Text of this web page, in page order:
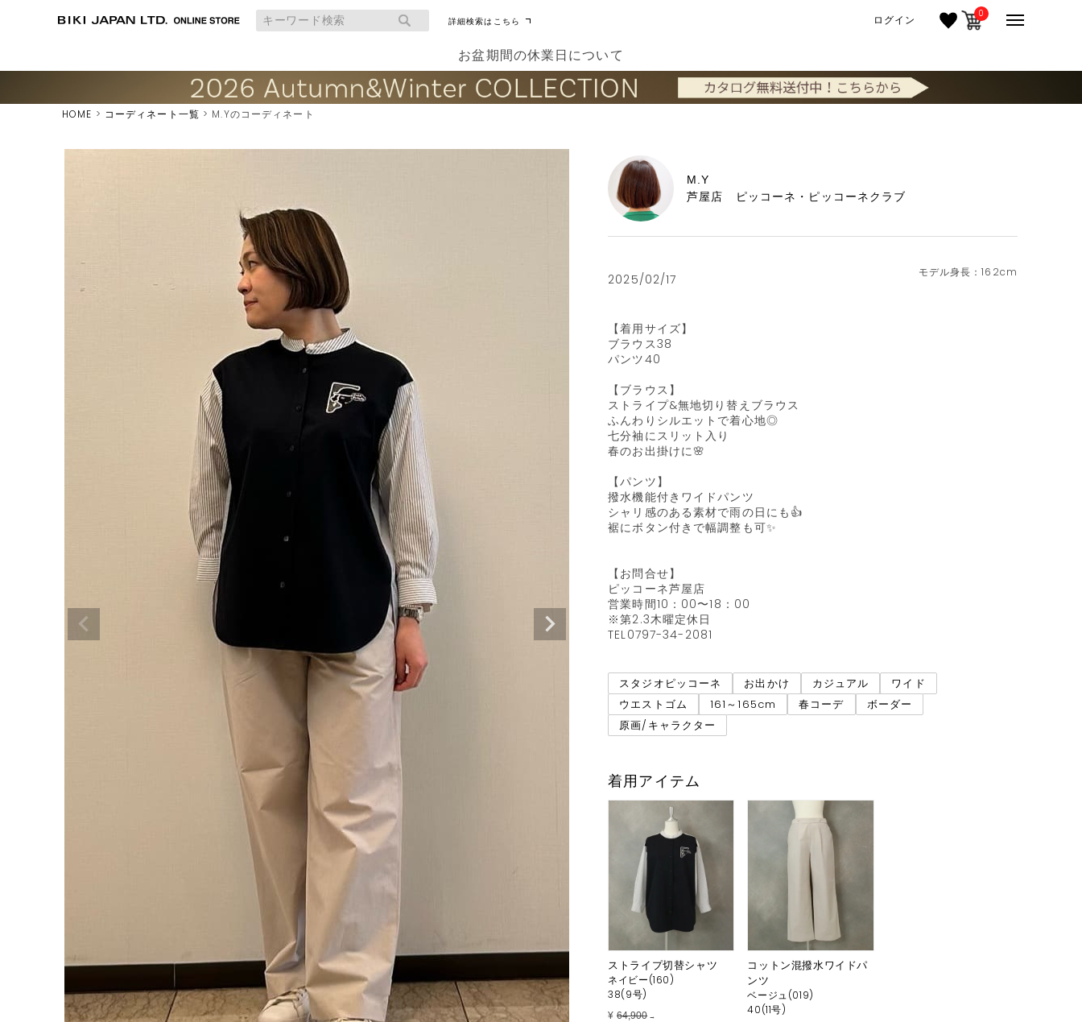
詳細検索はこちら ログイン 0
お盆期間の休業日について
HOME コーディネート一覧 M.Yのコーディネート
M.Y
芦屋店 ピッコーネ・ピッコーネクラブ
2025/02/17 162cm
【着用サイズ】
ブラウス38
パンツ40
【ブラウス】
ストライプ&無地切り替えブラウス
ふんわりシルエットで着心地◎
七分袖にスリット入り
春のお出掛けに🌸
【パンツ】
撥水機能付きワイドパンツ
シャリ感のある素材で雨の日にも👍
裾にボタン付きで幅調整も可✨
【お問合せ】
ピッコーネ芦屋店
営業時間10：00〜18：00
※第2.3木曜定休日
TEL0797-34-2081
スタジオピッコーネ お出かけ カジュアル
ワイド
ウエストゴム
161～165cm 春コーデ
ボーダー
原画/キャラクター
着用アイテム
ストライプ切替シャツ
38(9号)
ネイビー(160)
¥ 64,900 →
コットン混撥水ワイドパ
ンツ
40(11号)
ベージュ(019)